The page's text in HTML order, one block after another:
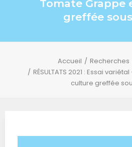
Tomate Grappe
greffée
Accueil Recherches
RÉSULTATS 2021 : Essai
culture greffée